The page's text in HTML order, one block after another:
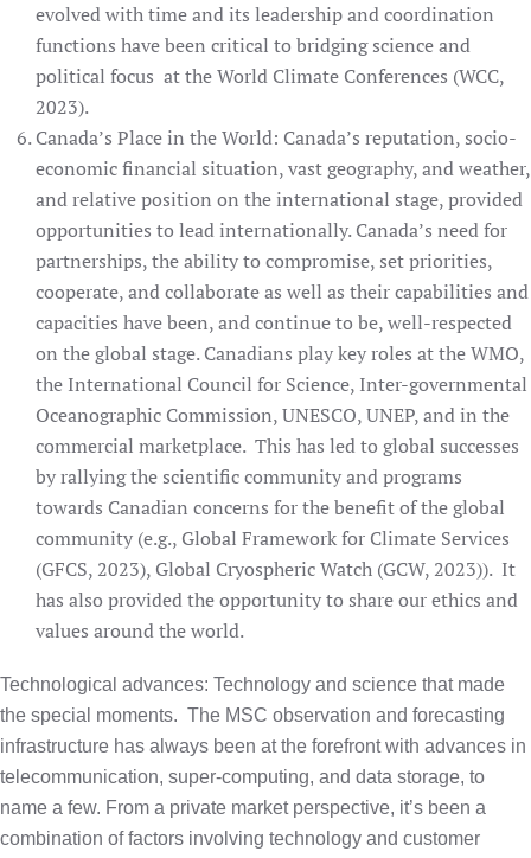
evolved with time and its leadership and coordination
functions have been critical to bridging science and
political focus at the World Climate Conferences (WCC,
2023).
Canada’s Place in the World: Canada’s reputation, socio-
economic financial situation, vast geography, and weather,
and relative position on the international stage, provided
opportunities to lead internationally. Canada’s need for
partnerships, the ability to compromise, set priorities,
cooperate, and collaborate as well as their capabilities and
capacities have been, and continue to be, well-respected
on the global stage. Canadians play key roles at the WMO,
the International Council for Science, Inter-governmental
Oceanographic Commission, UNESCO, UNEP, and in the
commercial marketplace. This has led to global successes
by rallying the scientific community and programs
towards Canadian concerns for the benefit of the global
community (e.g., Global Framework for Climate Services
(GFCS, 2023), Global Cryospheric Watch (GCW, 2023)). It
has also provided the opportunity to share our ethics and
values around the world.
Technological advances: Technology and science that made
the special moments. The MSC observation and forecasting
infrastructure has always been at the forefront with advances in
telecommunication, super-computing, and data storage, to
name a few. From a private market perspective, it’s been a
combination of factors involving technology and customer